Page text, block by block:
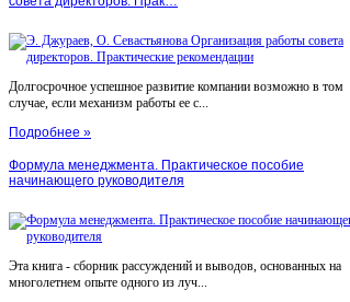
Долгосрочное успешное развитие компании возможно в том
случае, если механизм работы ее с...
Подробнее »
Формула менеджмента. Практическое пособие
начинающего руководителя
Эта книга - сборник рассуждений и выводов, основанных на
многолетнем опыте одного из луч...